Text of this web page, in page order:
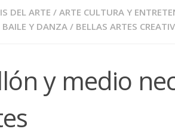
DEL ARTE / ARTE CULTURA Y
BAILE Y DANZA / BELLAS ARTES
y medio